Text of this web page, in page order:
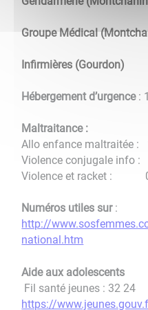
Groupe Médical
Infirmières
Hébergement d’urgence:
Maltraitance :
Allo enfance maltraitée :
Violence conjugale info :
Violence et racket : 0
Numéros utiles sur:
http://
national.htm
Aide aux adolescents
Fil santé jeunes : 32 24
https://